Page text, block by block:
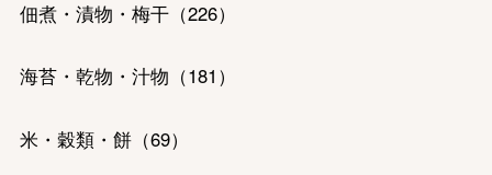
佃煮・漬物・梅干（226）
海苔・乾物・汁物 （181 ）
米・穀類・餅（69）
ビューティー
ファッション
ホーム＆インテリア
大丸・松坂屋のギフト
出産内祝い